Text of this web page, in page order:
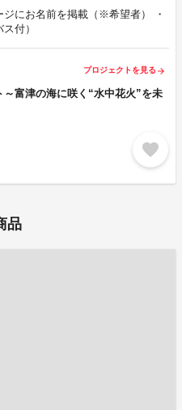
ジにお名前を掲載（※希望者） ・
付）
プロジェクトを見る arrow_forward
富津の海に咲く“水中花火”を未
favorite
品